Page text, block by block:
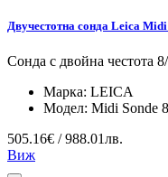
Двучестотна сонда Leica Midi
Сонда с двойна честота
Марка: LEICA
Модел: Midi Sonde
505.16€ / 988.01лв.
Виж